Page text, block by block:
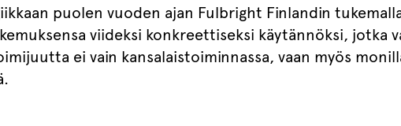
puolen vuoden ajan Fulbright Finlandin
viideksi konkreettiseksi käytännöksi, jotka
ei vain kansalaistoiminnassa, vaan myös